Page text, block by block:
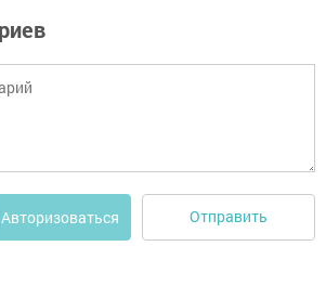
Авторизоваться Отправить